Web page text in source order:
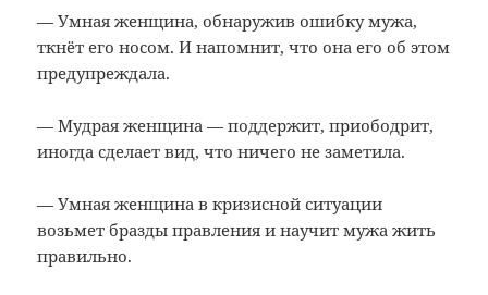
— Умная женщина, обнаружив ошибку мужа,
ткнёт его носом. И напомнит, что она его об этом
предупреждала.
— Мудрая женщина — поддержит, приободрит,
иногда сделает вид, что ничего не заметила.
— Умная женщина в кризисной ситуации
возьмет бразды правления и научит мужа жить
правильно.